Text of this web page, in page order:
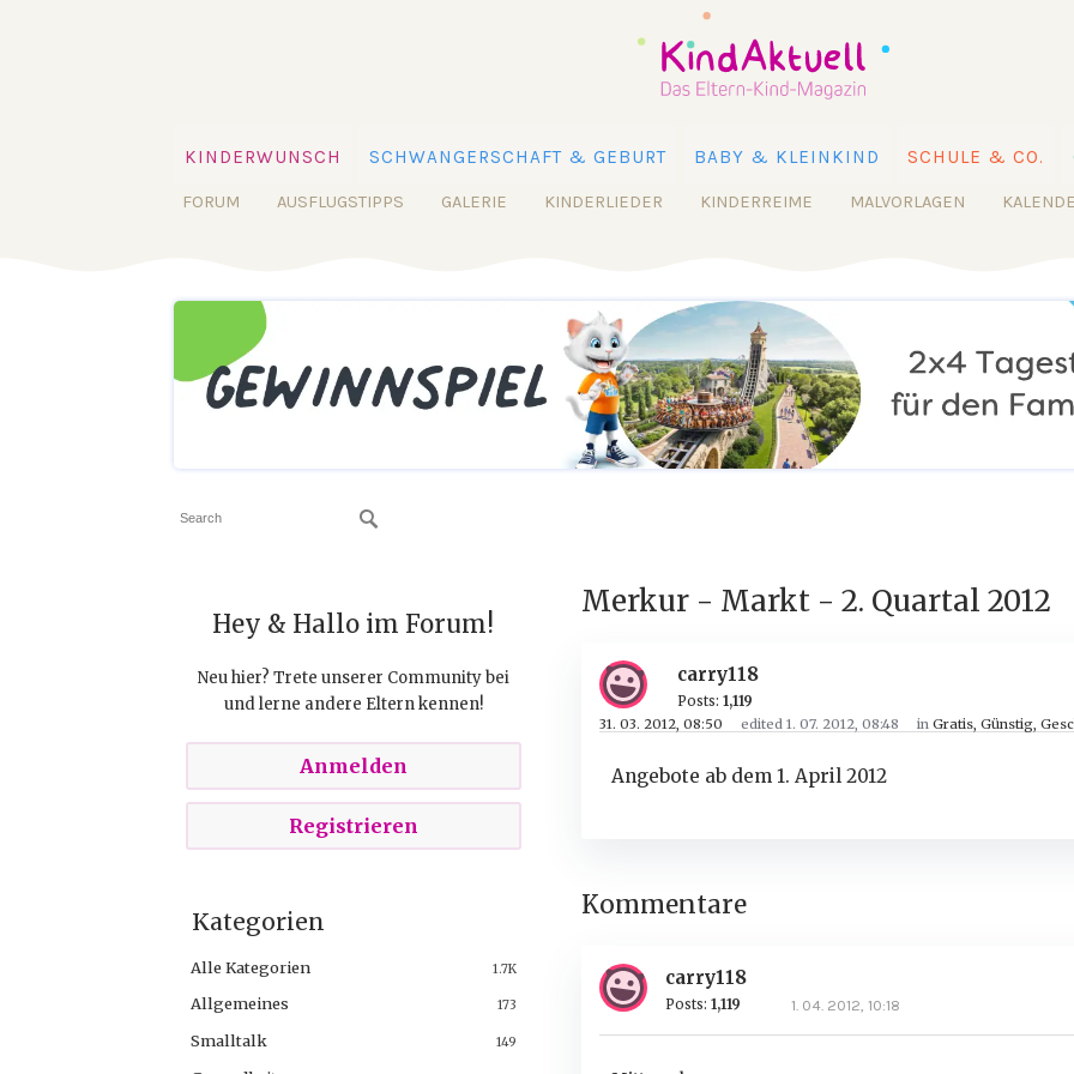
KINDERWUNSCH SCHWANGERSCHAFT & GEBURT BABY & KLEINKIND SCHULE & CO.
FORUM AUSFLUGSTIPPS GALERIE KINDERLIEDER KINDERREIME MALVORLAGEN
Hey & Hallo im Forum!
Neu hier? Trete unserer Community bei
und lerne andere Eltern kennen!
Anmelden
Registrieren
Kategorien
1.7K
Alle Kategorien
173
Allgemeines
149
Smalltalk
Merkur - Markt - 2. Quartal 2012
carry118
Posts: 1,119
31. 03. 2012, 08:50
edited 1. 07. 2012, 08:48 in Gratis, Günstig,
Angebote ab dem 1. April 2012
Kommentare
carry118
Posts: 1,119 1. 04. 2012, 10:18